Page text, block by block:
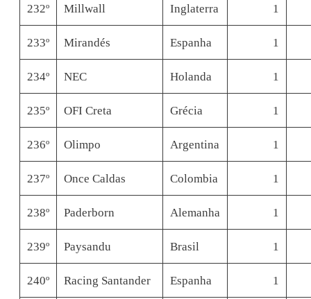
232º Millwall Inglaterra 1
233º Mirandés Espanha 1
234º NEC Holanda 1
235º OFI Creta Grécia 1
236º Olimpo Argentina 1
237º Once Caldas Colombia 1
238º Paderborn Alemanha 1
239º Paysandu Brasil 1
240º Racing Santander Espanha 1